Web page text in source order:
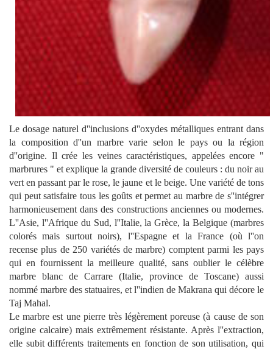
Le dosage naturel d''inclusions d''oxydes métalliques entrant dans
la composition d''un marbre varie selon le pays ou la région
d''origine. Il crée les veines caractéristiques, appelées encore "
marbrures " et explique la grande diversité de couleurs : du noir au
vert en passant par le rose, le jaune et le beige. Une variété de tons
qui peut satisfaire tous les goûts et permet au marbre de s''intégrer
harmonieusement dans des constructions anciennes ou modernes.
L''Asie, l''Afrique du Sud, l''Italie, la Grèce, la Belgique (marbres
colorés mais surtout noirs), l''Espagne et la France (où l''on
recense plus de 250 variétés de marbre) comptent parmi les pays
qui en fournissent la meilleure qualité, sans oublier le célèbre
marbre blanc de Carrare (Italie, province de Toscane) aussi
nommé marbre des statuaires, et l''indien de Makrana qui décore le
Taj Mahal.
Le marbre est une pierre très légèrement poreuse (à cause de son
origine calcaire) mais extrêmement résistante. Après l''extraction,
elle subit différents traitements en fonction de son utilisation, qui